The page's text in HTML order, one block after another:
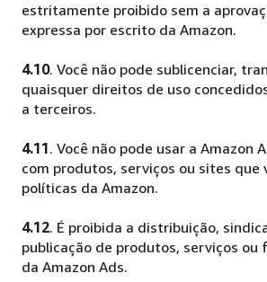
estritamente proibido sem a
expressa por escrito da Amazon.
4.10. Você não pode sublicenciar,
quaisquer direitos de uso
a terceiros.
4.11. Você não pode usar a Amazon
com produtos, serviços ou sites que
políticas da Amazon.
4.12. É proibida a distribuição,
publicação de produtos, serviços ou
da Amazon Ads.